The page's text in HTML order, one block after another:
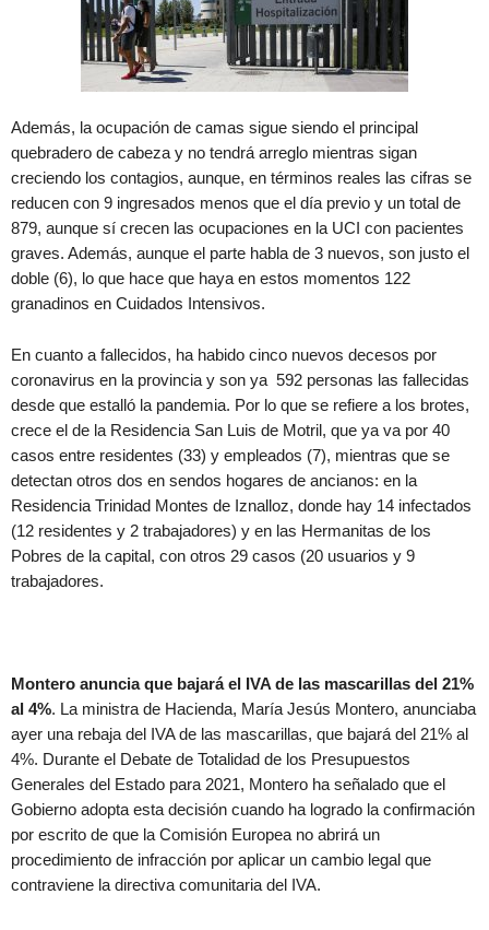
Además, la ocupación de camas sigue siendo el principal
quebradero de cabeza y no tendrá arreglo mientras sigan
creciendo los contagios, aunque, en términos reales las cifras se
reducen con 9 ingresados menos que el día previo y un total de
879, aunque sí crecen las ocupaciones en la UCI con pacientes
graves. Además, aunque el parte habla de 3 nuevos, son justo el
doble (6), lo que hace que haya en estos momentos 122
granadinos en Cuidados Intensivos.
En cuanto a fallecidos, ha habido cinco nuevos decesos por
coronavirus en la provincia y son ya 592 personas las fallecidas
desde que estalló la pandemia. Por lo que se refiere a los brotes,
crece el de la Residencia San Luis de Motril, que ya va por 40
casos entre residentes (33) y empleados (7), mientras que se
detectan otros dos en sendos hogares de ancianos: en la
Residencia Trinidad Montes de Iznalloz, donde hay 14 infectados
(12 residentes y 2 trabajadores) y en las Hermanitas de los
Pobres de la capital, con otros 29 casos (20 usuarios y 9
trabajadores.
Montero anuncia que bajará el IVA de las mascarillas del 21%
al 4%. La ministra de Hacienda, María Jesús Montero, anunciaba
ayer una rebaja del IVA de las mascarillas, que bajará del 21% al
4%. Durante el Debate de Totalidad de los Presupuestos
Generales del Estado para 2021, Montero ha señalado que el
Gobierno adopta esta decisión cuando ha logrado la confirmación
por escrito de que la Comisión Europea no abrirá un
procedimiento de infracción por aplicar un cambio legal que
contraviene la directiva comunitaria del IVA.